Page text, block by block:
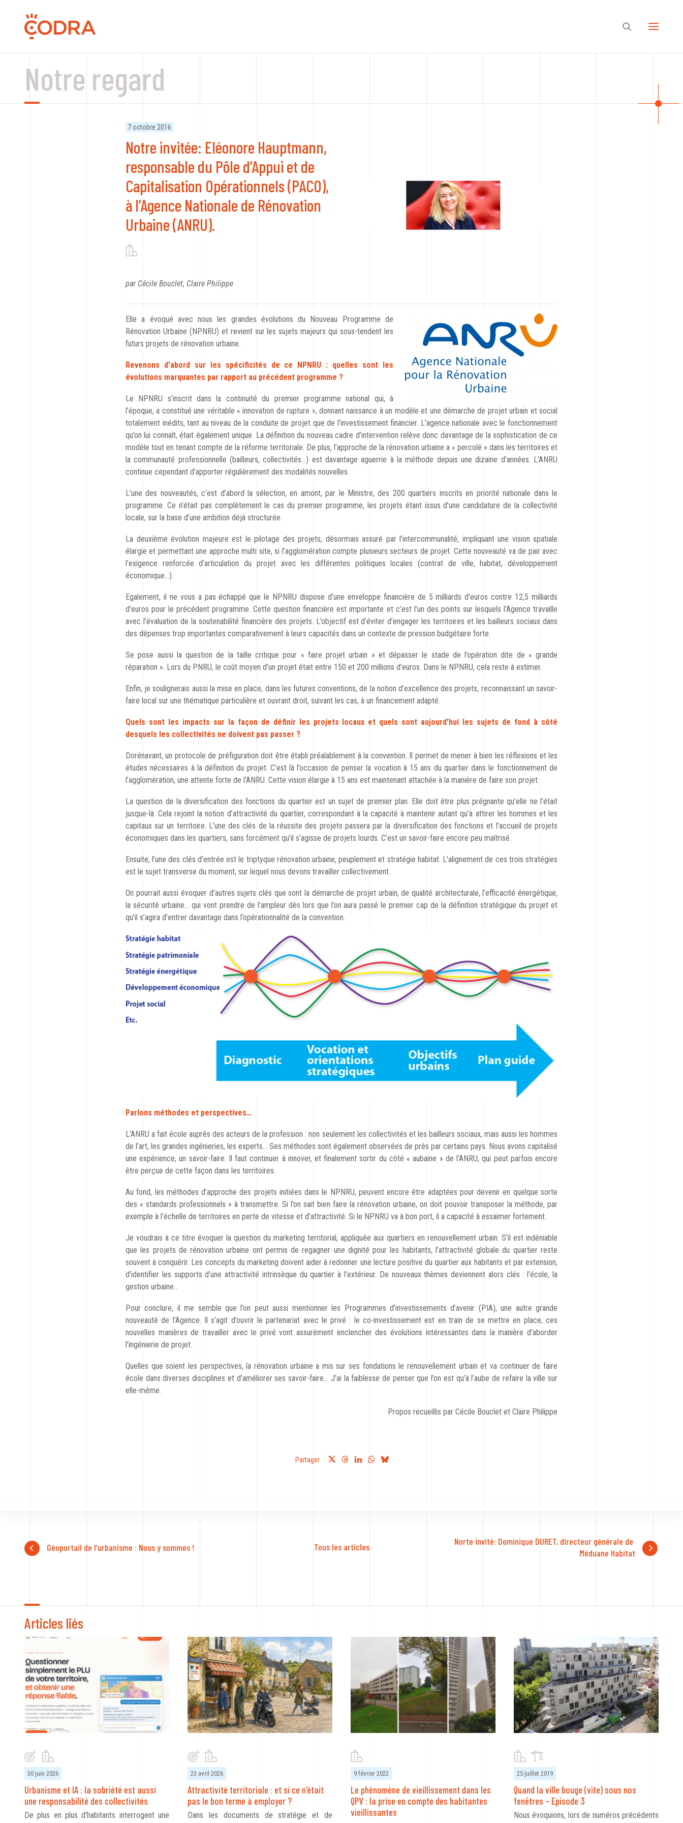
Notre regard
7 octobre 2016
Notre invitée: Eléonore Hauptmann,
responsable du Pôle d’Appui et de
Capitalisation Opérationnels (PACO),
à l’Agence Nationale de Rénovation
Urbaine (ANRU).
par Cécile Bouclet, Claire Philippe
Elle a évoqué avec nous les grandes évolutions du Nouveau Programme de
Rénovation Urbaine (NPNRU) et revient sur les sujets majeurs qui sous-tendent les
futurs projets de rénovation urbaine.
Revenons d’abord sur les spécificités de ce NPNRU : quelles sont les
évolutions marquantes par rapport au précédent programme ?
Le NPNRU s’inscrit dans la continuité du premier programme national qui, à
l’époque, a constitué une véritable « innovation de rupture », donnant naissance à un modèle et une démarche de projet urbain et social
totalement inédits, tant au niveau de la conduite de projet que de l’investissement financier. L’agence nationale avec le fonctionnement
qu’on lui connaît, était également unique. La définition du nouveau cadre d’intervention relève donc davantage de la sophistication de ce
modèle tout en tenant compte de la réforme territoriale. De plus, l’approche de la rénovation urbaine a « percolé » dans les territoires et
la communauté professionnelle (bailleurs, collectivités…) est davantage aguerrie à la méthode depuis une dizaine d’années. L’ANRU
continue cependant d’apporter régulièrement des modalités nouvelles.
L’une des nouveautés, c’est d’abord la sélection, en amont, par le Ministre, des 200 quartiers inscrits en priorité nationale dans le
programme. Ce n’était pas complètement le cas du premier programme, les projets étant issus d’une candidature de la collectivité
locale, sur la base d’une ambition déjà structurée.
La deuxième évolution majeure est le pilotage des projets, désormais assuré par l’intercommunalité, impliquant une vision spatiale
élargie et permettant une approche multi site, si l’agglomération compte plusieurs secteurs de projet. Cette nouveauté va de pair avec
l’exigence renforcée d’articulation du projet avec les différentes politiques locales (contrat de ville, habitat, développement
économique…).
Egalement, il ne vous a pas échappé que le NPNRU dispose d’une enveloppe financière de 5 milliards d’euros contre 12,5 milliards
d’euros pour le précédent programme. Cette question financière est importante et c’est l’un des points sur lesquels l’Agence travaille
avec l’évaluation de la soutenabilité financière des projets. L’objectif est d’éviter d’engager les territoires et les bailleurs sociaux dans
des dépenses trop importantes comparativement à leurs capacités dans un contexte de pression budgétaire forte.
Se pose aussi la question de la taille critique pour « faire projet urbain » et dépasser le stade de l’opération dite de « grande
réparation ». Lors du PNRU, le coût moyen d’un projet était entre 150 et 200 millions d’euros. Dans le NPNRU, cela reste à estimer.
Enfin, je soulignerais aussi la mise en place, dans les futures conventions, de la notion d’excellence des projets, reconnaissant un savoir-
faire local sur une thématique particulière et ouvrant droit, suivant les cas, à un financement adapté.
Quels sont les impacts sur la façon de définir les projets locaux et quels sont aujourd’hui les sujets de fond à côté
desquels les collectivités ne doivent pas passer ?
Dorénavant, un protocole de préfiguration doit être établi préalablement à la convention. Il permet de mener à bien les réflexions et les
études nécessaires à la définition du projet. C’est là l’occasion de penser la vocation à 15 ans du quartier dans le fonctionnement de
l’agglomération, une attente forte de l’ANRU. Cette vision élargie à 15 ans est maintenant attachée à la manière de faire son projet.
La question de la diversification des fonctions du quartier est un sujet de premier plan. Elle doit être plus prégnante qu’elle ne l’était
jusque-là. Cela rejoint la notion d’attractivité du quartier, correspondant à la capacité à maintenir autant qu’à attirer les hommes et les
capitaux sur un territoire. L’une des clés de la réussite des projets passera par la diversification des fonctions et l’accueil de projets
économiques dans les quartiers, sans forcément qu’il s’agisse de projets lourds. C’est un savoir-faire encore peu maîtrisé.
Ensuite, l’une des clés d’entrée est le triptyque rénovation urbaine, peuplement et stratégie habitat. L’alignement de ces trois stratégies
est le sujet transverse du moment, sur lequel nous devons travailler collectivement.
On pourrait aussi évoquer d’autres sujets clés que sont la démarche de projet urbain, de qualité architecturale, l’efficacité énergétique,
la sécurité urbaine… qui vont prendre de l’ampleur dès lors que l’on aura passé le premier cap de la définition stratégique du projet et
qu’il s’agira d’entrer davantage dans l’opérationnalité de la convention.
Parlons méthodes et perspectives…
L’ANRU a fait école auprès des acteurs de la profession : non seulement les collectivités et les bailleurs sociaux, mais aussi les hommes
de l’art, les grandes ingénieries, les experts… Ses méthodes sont également observées de près par certains pays. Nous avons capitalisé
une expérience, un savoir-faire. Il faut continuer à innover, et finalement sortir du côté « aubaine » de l’ANRU, qui peut parfois encore
être perçue de cette façon dans les territoires.
Au fond, les méthodes d’approche des projets initiées dans le NPNRU, peuvent encore être adaptées pour devenir en quelque sorte
des « standards professionnels » à transmettre. Si l’on sait bien faire la rénovation urbaine, on doit pouvoir transposer la méthode, par
exemple à l’échelle de territoires en perte de vitesse et d’attractivité. Si le NPNRU va à bon port, il a capacité à essaimer fortement.
Je voudrais à ce titre évoquer la question du marketing territorial, appliquée aux quartiers en renouvellement urbain. S’il est indéniable
que les projets de rénovation urbaine ont permis de regagner une dignité pour les habitants, l’attractivité globale du quartier reste
souvent à conquérir. Les concepts du marketing doivent aider à redonner une lecture positive du quartier aux habitants et par extension,
d’identifier les supports d’une attractivité intrinsèque du quartier à l’extérieur. De nouveaux thèmes deviennent alors clés : l’école, la
gestion urbaine…
Pour conclure, il me semble que l’on peut aussi mentionner les Programmes d’investissements d’avenir (PIA), une autre grande
nouveauté de l’Agence. Il s’agit d’ouvrir le partenariat avec le privé : le co-investissement est en train de se mettre en place, ces
nouvelles manières de travailler avec le privé vont assurément enclencher des évolutions intéressantes dans la manière d’aborder
l’ingénierie de projet.
Quelles que soient les perspectives, la rénovation urbaine a mis sur ses fondations le renouvellement urbain et va continuer de faire
école dans diverses disciplines et d’améliorer ses savoir-faire… J’ai la faiblesse de penser que l’on est qu’à l’aube de refaire la ville sur
elle-même.
Propos recueillis par Cécile Bouclet et Claire Philippe
Partager
Géoportail de l’urbanisme : Nous y sommes ! Tous les articles
Norte invité: Dominique DURET, directeur générale de
Méduane Habitat
Articles liés
30 juin 2026
Urbanisme et IA : la sobriété est aussi
une responsabilité des collectivités
De plus en plus d'habitants interrogent une
23 avril 2026
Attractivité territoriale : et si ce n’était
pas le bon terme à employer ?
Dans les documents de stratégie et de
9 février 2022
Le phénomène de vieillissement dans les
QPV : la prise en compte des habitantes
vieillissantes
25 juillet 2019
Quand la ville bouge (vite) sous nos
fenêtres – Episode 3
Nous évoquions, lors de numéros précédents